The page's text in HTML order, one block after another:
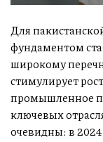
Для
фундаментом
широкому
стимулирует
промышленное
ключевых
очевидны: в